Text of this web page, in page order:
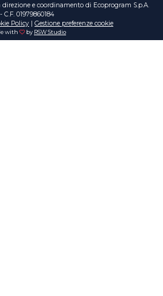
direzione e coordinamento di Ecoprogram S.p.A.
- C.F. 01979860184
Policy| Gestione preferenze cookie
with by RSW Studio